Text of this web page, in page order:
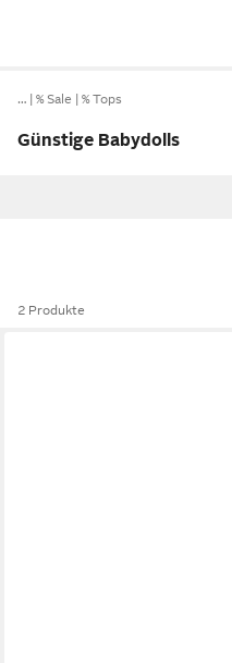
… % Sale % Tops
Günstige Babydolls
2 Produkte